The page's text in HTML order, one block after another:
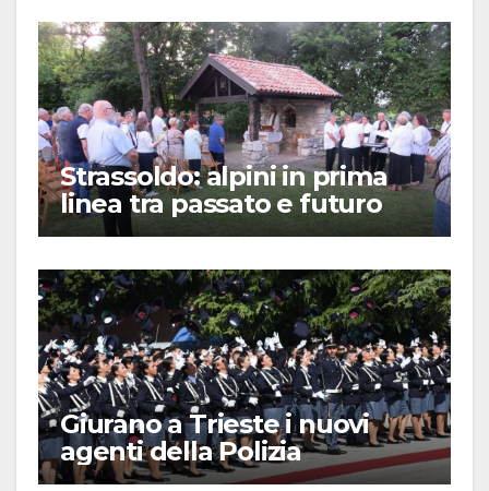
Strassoldo: alpini in prima
linea tra passato e futuro
Giurano a Trieste i nuovi
agenti della Polizia